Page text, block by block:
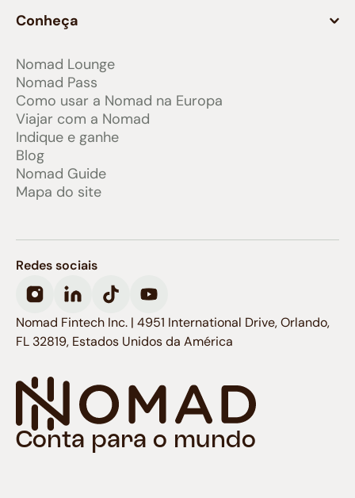
Conheça
Nomad Lounge
Nomad Pass
Como usar a Nomad na Europa
Viajar com a Nomad
Indique e ganhe
Blog
Nomad Guide
Mapa do site
Conta para o mundo
Redes sociais
Nomad Fintech Inc. | 4951 International Drive, Orlando,
FL 32819, Estados Unidos da América